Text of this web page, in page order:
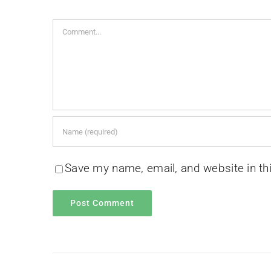
Comment
Save my name, email, and website in